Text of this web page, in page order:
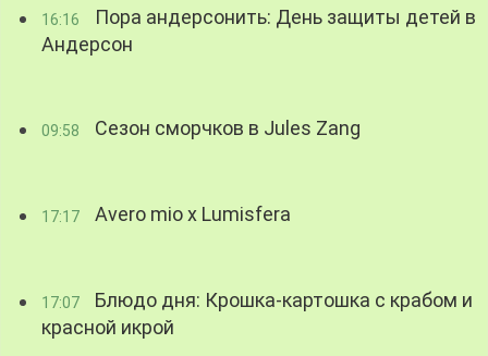
16:16
Пора андерсонить: День защиты детей в
Андерсон
09:58 Сезон сморчков в Jules Zang
17:17 Avero mio x Lumisfera
17:07
Блюдо дня: Крошка-картошка с крабом и
красной икрой